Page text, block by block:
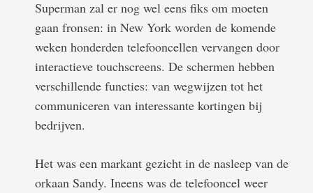
Superman zal er nog wel eens fiks om moeten
gaan fronsen: in New York worden de komende
weken honderden telefooncellen vervangen door
interactieve touchscreens. De schermen hebben
verschillende functies: van wegwijzen tot het
communiceren van interessante kortingen bij
bedrijven.
Het was een markant gezicht in de nasleep van de
orkaan Sandy. Ineens was de telefooncel weer